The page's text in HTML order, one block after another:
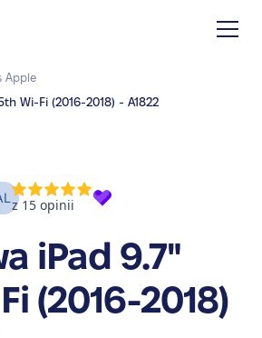
Apple
Wi-Fi (2016-2018) - A1822
iPad 9.7"
(2016-2018)